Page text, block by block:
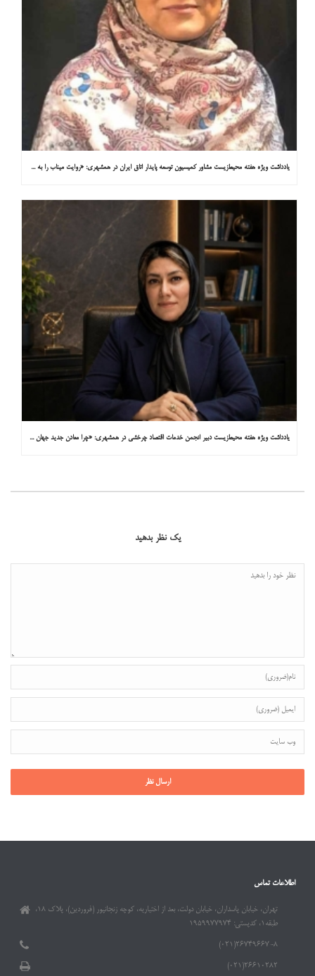
یادداشت ویژه هفته محیط‌زیست مشاور کمیسیون توسعه پایدار اتاق ایران در همشهری: «روایت میناب را به کاپ ۳۱ ببریم»
یادداشت ویژه هفته محیط‌زیست دبیر انجمن خدمات اقتصاد چرخشی در همشهری: «چرا معادن جدید جهان زیر زمین نیستند؟»
یک نظر بدهید
اطلاعات تماس
تهران، خیابان پاسداران، خیابان دولت، بعد از اختیاریه، کوچه زنجانپور (فروردین)، پلاک ۱۸،
طبقه۱، کدپستی: ۱۹۵۹۹۷۷۹۷۴
۲۶۷۴۹۶۶۷-۸(۰۲۱)
۲۶۶۱۰۲۸۲(۰۲۱)